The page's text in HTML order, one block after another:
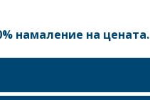
намаление на цената.